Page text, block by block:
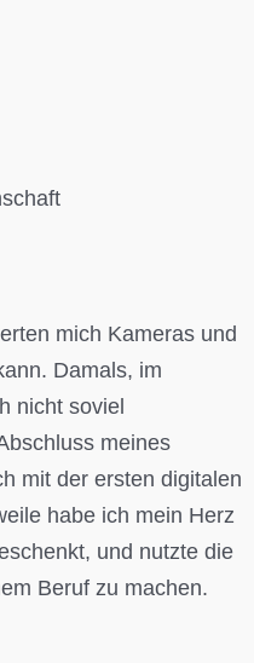
mich Kameras und
Damals, im
nicht soviel
meines
mit der ersten digitalen
habe ich mein Herz
und nutzte die
Beruf zu machen.